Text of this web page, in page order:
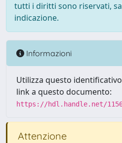
tutti i diritti sono riservati,
indicazione.
Informazioni
Utilizza questo
link a questo documento:
https://hdl.handle.net/
Attenzione